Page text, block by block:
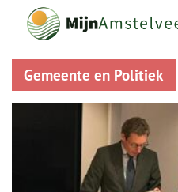
Gemeente en Politiek